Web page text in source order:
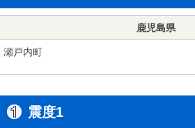
鹿児島県
瀬戸内町
震度1